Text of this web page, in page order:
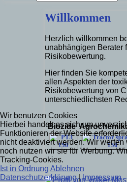
Willkommen
Herzlich willkommen
unabhängigen Berater
Risikobewertung.
Hier finden Sie
allen Aspekten der
Risikobewertung von
unterschiedlichsten
Biozide
Wir benutzen Cookies
Hierbei handelt es sich um
Funktionieren der Website
nicht deaktiviert werden. Wir
noch nutzen wir sie für Werbung.
Tracking-Cookies.
Ist in Ordnung Ablehnen
Datenschutzerklärung|Impressum